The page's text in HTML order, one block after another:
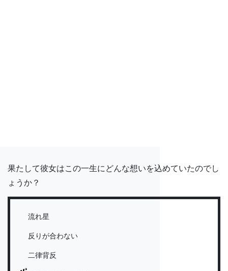
果たして彼女はこの一生にどんな想いを込めていたのでし
ょうか？
流れ星
反りが合わない
二律背反